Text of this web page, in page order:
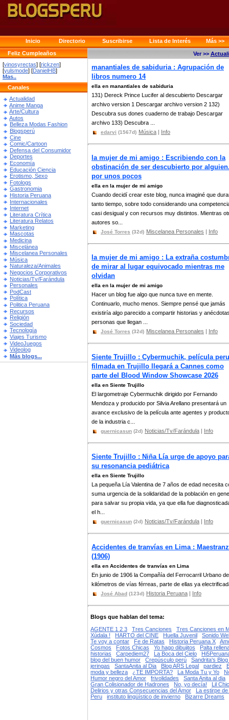
Inicio Directorio Suscribirse Lista de Interés
Más >>
Feliz Cumpleaños
[vinosyrectas] [rickzen]
[yulsmode] [DanielHB]
Mas..
Canales
Actualidad
Anime Manga
Arte/Cultura
Autos
Belleza Modas Fashion
Blogsperú
Cine
Comic/Cartoon
Defensa del Consumidor
Deportes
Economía
Educación Ciencia
Erotismo, Sexo
Fotologs
Gastronomia
Historia Peruana
Internacionales
Internet
Literatura Crítica
Literatura Relatos
Marketing
Mascotas
Medicina
Miscelánea
Miscelanea Personales
Música
Naturaleza/Animales
Negocios Corporativos
Noticias/Tv/Farándula
Personales
PodCast
Política
Politica Peruana
Recursos
Religión
Sociedad
Tecnología
Viajes Turismo
VideoJuegos
Videolog
Más blogs...
Ver >>
manantiales de sabiduria : Agrupación de
libros numero 14
ella en manantiales de sabiduria
131) Dereck Prince Lucifer al descubierto Descargar
archivo version 1 Descargar archivo version 2 132)
Descubra sus dones cuaderno de trabajo Descargar
archivo 133) Descubra ...
edarvi (1567d) Música | Info
la mujer de mi amigo : Escribiendo con la
obstinación de ser descubierto por
por unos pocos
ella en la mujer de mi amigo
Cuando decidí crear este blog, nunca imaginé que
tanto tiempo, sobre todo considerando una
casi desigual y con recursos muy distintos. Mientras
autores so...
José Torres (32d) Miscelanea Personales | Info
la mujer de mi amigo : La extraña
de mirar al lugar equivocado mientras me
olvidan
ella en la mujer de mi amigo
Hacer un blog fue algo que nunca tuve en mente.
Continuarlo, mucho menos. Siempre pensé que jamás
existiría algo parecido a compartir historias y
personas que llegan ...
José Torres (32d) Miscelanea Personales | Info
Siente Trujillo : Cybermuchik, película
filmada en Trujillo llegará a Cannes como
parte del Blood Window Showcase 2026
ella en Siente Trujillo
El largometraje Cybermuchik dirigido por Fernando
Mendoza y producido por Silvia Arellano presentará un
avance exclusivo de la película ante agentes y
de la industria c...
guernicasun (2d) Noticias/Tv/Farándula | Info
Siente Trujillo : Niña Lía urge de apoyo
su resonancia pediátrica
ella en Siente Trujillo
La pequeña Lía Valentina de 7 años de edad necesita
suma urgencia de la solidaridad de la población en
para salvar su propia vida, ya que ella fue
el h...
guernicasun (2d) Noticias/Tv/Farándula | Info
Accidentes de tranvías en Lima :
(1906)
ella en Accidentes de tranvías en Lima
En junio de 1906 la Compañía del Ferrocarril Urbano
kilómetros de vías férreas, parte de ellas ya
José Abad (123d) Historia Peruana | Info
Blogs que hablan del tema:
AGENTE 1 2 3
Tres Canciones
Tres Canciones en
Xúdala !
HARTO del CINE Huella Juvenil
Sonido
Te voy a contar
Fe de Ratas Historia Peruana X
Cosmos
Fotos Chicas Yo hago dibujitos
Palta
historias
Carpediem27 La Boca del Cielo
blog del buen humor
Crepúsculo perú
Sandrita's
jeringas
SantaAnita al Dia Blog ARS Legal pardiez
moda y belleza
¿TE IMPORTA? La Moda Tu y Yo
Humor negro del Amor
frivolidades
Santa Anita al dia
Gran Colisionador de Hadrones
No, yo decía!
Lil
Delirios y otras Consecuencias del Amor
La estirpe
Peru
instituto lingüístico de invierno Bizarre Dreams